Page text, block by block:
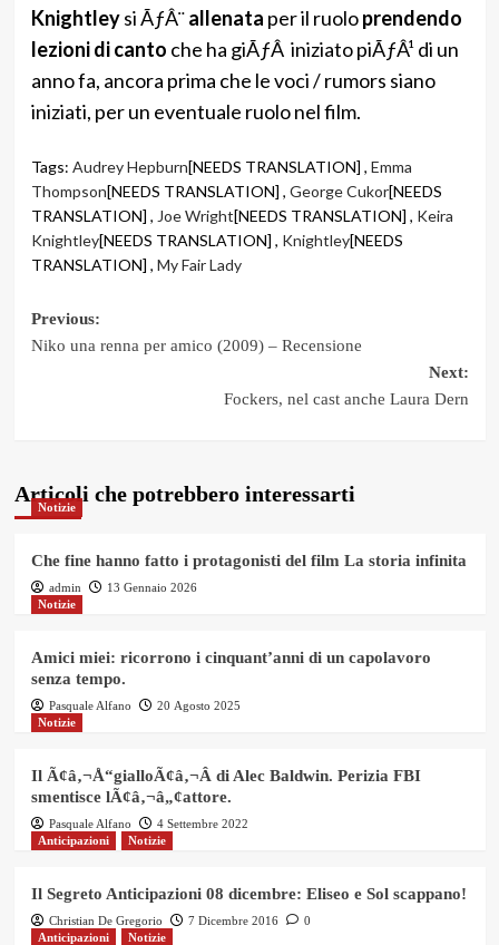
Knightleysi ÃƒÂ¨allenata per il ruoloprendendo
lezioni di canto che ha giÃƒÂ iniziato piÃƒÂ¹ di un
anno fa, ancora prima che le voci / rumors siano
iniziati, per un eventuale ruolo nel film.
Tags: Audrey Hepburn[NEEDS TRANSLATION] , Emma
Thompson[NEEDS TRANSLATION] , George Cukor[NEEDS
TRANSLATION] , Joe Wright[NEEDS TRANSLATION] , Keira
Knightley[NEEDS TRANSLATION] , Knightley[NEEDS
TRANSLATION] , My Fair Lady
Post
Previous:
Niko una renna per amico (2009) – Recensione
Next:
Fockers, nel cast anche Laura Dern
Articoli che potrebbero interessarti
Notizie
Che fine hanno fatto i protagonisti del film La storia infinita
admin
13 Gennaio 2026
Notizie
Amici miei: ricorrono i cinquant’anni di un capolavoro
senza tempo.
Pasquale Alfano
20 Agosto 2025
Notizie
Il Ã¢â‚¬Å“gialloÃ¢â‚¬Â di Alec Baldwin. Perizia FBI
smentisce lÃ¢â‚¬â„¢attore.
Pasquale Alfano
4 Settembre 2022
Anticipazioni
Notizie
Il Segreto Anticipazioni 08 dicembre: Eliseo e Sol scappano!
Christian De Gregorio 7 Dicembre 2016
0
Anticipazioni
Notizie